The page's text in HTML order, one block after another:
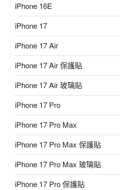
iPhone 16E
iPhone 17
iPhone 17 Air
iPhone 17 Air 保護貼
iPhone 17 Air 玻璃貼
iPhone 17 Pro
iPhone 17 Pro Max
iPhone 17 Pro Max 保護貼
iPhone 17 Pro Max 玻璃貼
iPhone 17 Pro 保護貼